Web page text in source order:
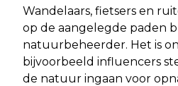
Wandelaars, fietsers en
op de aangelegde paden
natuurbeheerder. Het is
bijvoorbeeld influencers
de natuur ingaan voor